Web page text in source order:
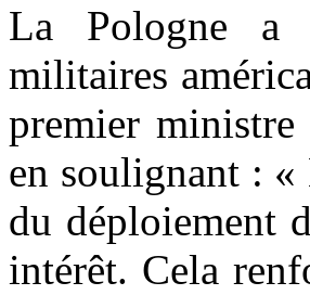
La Pologne a
militaires
premier ministre
en soulignant : «
du déploiement
intérêt. Cela